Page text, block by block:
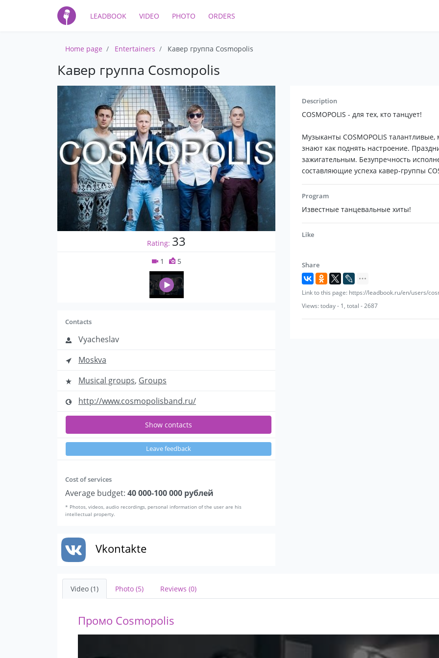
LEADBOOK VIDEO PHOTO ORDERS
Home page Entertainers Кавер группа Cosmopolis
Кавер группа Cosmopolis
Rating: 33
1 5
Contacts
Vyacheslav
Moskva
Musical groups, Groups
http://www.cosmopolisband.ru/
Show contacts
Leave feedback
Cost of services
Average budget: 40 000-100 000 рублей
* Photos, videos, audio recordings, personal information of the user are his
intellectual property.
Vkontakte
Description
COSMOPOLIS - для тех, кто танцует!
Музыканты COSMOPOLIS
знают как поднять настроение.
зажигательным. Безупречность
составляющие успеха кавер-группы
Program
Известные танцевальные хиты!
Like
Share
Link to this page: https://leadbook.ru/en/users/
Views: today - 1, total - 2687
Video (1) Photo (5) Reviews (0)
Промо Cosmopolis